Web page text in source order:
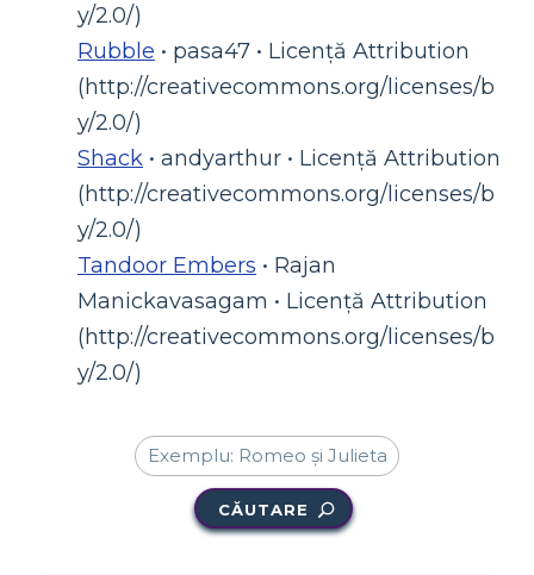
y/2.0/)
Rubble • pasa47 • Licență Attribution
(http://creativecommons.org/licenses/b
y/2.0/)
Shack • andyarthur • Licență Attribution
(http://creativecommons.org/licenses/b
y/2.0/)
Tandoor Embers • Rajan
Manickavasagam • Licență Attribution
(http://creativecommons.org/licenses/b
y/2.0/)
CĂUTARE